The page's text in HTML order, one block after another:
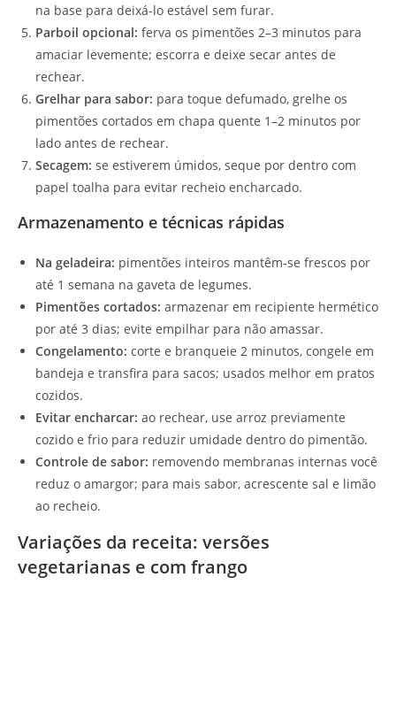
na base para deixá-lo estável sem furar.
Parboil opcional: ferva os pimentões 2–3 minutos para
amaciar levemente; escorra e deixe secar antes de
rechear.
Grelhar para sabor: para toque defumado, grelhe os
pimentões cortados em chapa quente 1–2 minutos por
lado antes de rechear.
Secagem: se estiverem úmidos, seque por dentro com
papel toalha para evitar recheio encharcado.
Armazenamento e técnicas rápidas
Na geladeira: pimentões inteiros mantêm-se frescos por
até 1 semana na gaveta de legumes.
Pimentões cortados: armazenar em recipiente hermético
por até 3 dias; evite empilhar para não amassar.
Congelamento: corte e branqueie 2 minutos, congele em
bandeja e transfira para sacos; usados melhor em pratos
cozidos.
Evitar encharcar: ao rechear, use arroz previamente
cozido e frio para reduzir umidade dentro do pimentão.
Controle de sabor: removendo membranas internas você
reduz o amargor; para mais sabor, acrescente sal e limão
ao recheio.
Variações da receita: versões
vegetarianas e com frango